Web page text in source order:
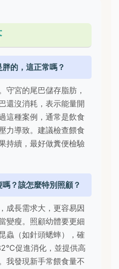
的，這正常嗎？
守宮的尾巴儲存脂肪，
還沒消耗，表示能量開
這種案例，通常是飲食
力導致。建議檢查餵食
持續，最好做糞便檢驗
？該怎麼特別照顧？
成長需求大，更容易因
變瘦。照顧幼體要更細
蟲（如針頭蟋蟀），確
促進消化，並提供高
我發現新手常餵食量不